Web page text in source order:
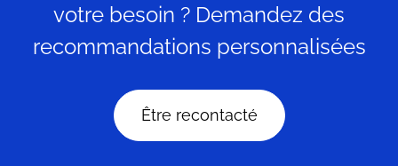
votre besoin ? Demandez des
recommandations personnalisées
Être recontacté